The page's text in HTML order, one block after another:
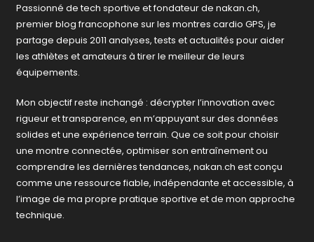
Passionné de tech sportive et fondateur de nakan.ch,
premier blog francophone sur les montres cardio GPS, je
partage depuis 2011 analyses, tests et actualités pour aider
les athlètes et amateurs à tirer le meilleur de leurs
équipements.
Mon objectif reste inchangé : décrypter l’innovation avec
rigueur et transparence, en m’appuyant sur des données
solides et une expérience terrain. Que ce soit pour choisir
une montre connectée, optimiser son entraînement ou
comprendre les dernières tendances, nakan.ch est conçu
comme une ressource fiable, indépendante et accessible, à
l’image de ma propre pratique sportive et de mon approche
technique.